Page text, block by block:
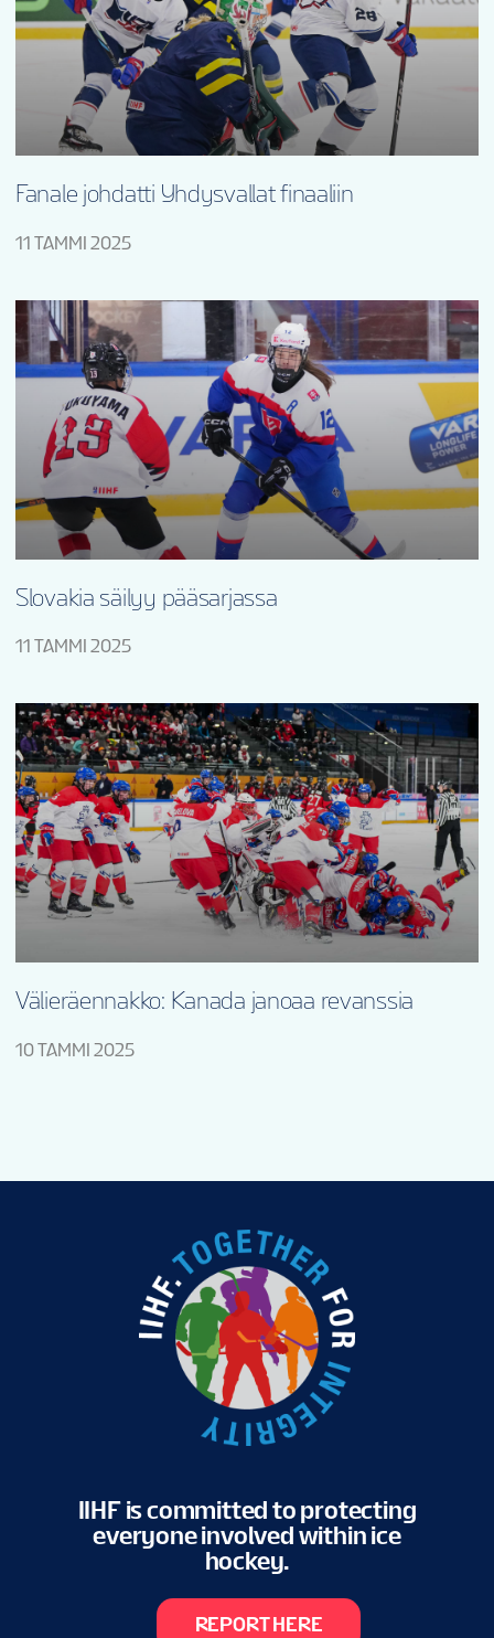
Fanale johdatti Yhdysvallat finaaliin
11 TAMMI 2025
Slovakia säilyy pääsarjassa
11 TAMMI 2025
Välieräennakko: Kanada janoaa revanssia
10 TAMMI 2025
IIHF is committed to protecting
everyone involved within ice
hockey.
REPORT HERE